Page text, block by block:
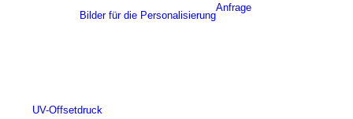
Bilder für die Personalisierung
Anfrage
UV-Offsetdruck